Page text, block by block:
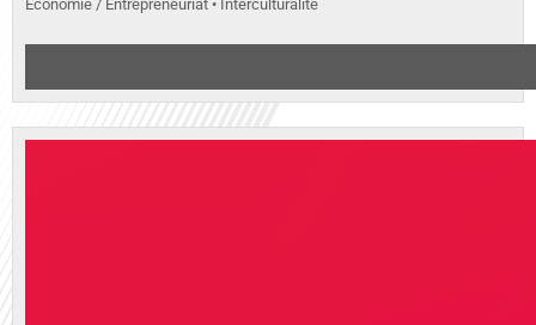
Economie / Entrepreneuriat • Interculturalité